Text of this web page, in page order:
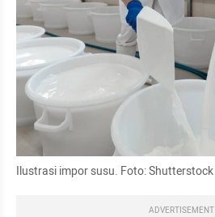
Ilustrasi impor susu. Foto: Shutterstock
ADVERTISEMENT